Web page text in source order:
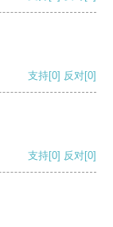
支持[0] 反对[0]
支持[0] 反对[0]